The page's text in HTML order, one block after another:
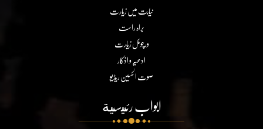
نیابت میں زیارت
براہ راست
ورچوئل زیارت
ادعیہ و اذکار
صوت الحسین ریڈیو
ابواب رئيسية